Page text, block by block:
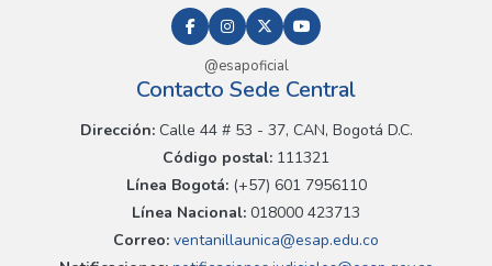
@esapoficial
Contacto Sede Central
Dirección:Calle 44 # 53 - 37, CAN, Bogotá D.C.
Código postal: 111321
Línea Bogotá:(+57) 601 7956110
Línea Nacional: 018000 423713
Correo: ventanillaunica@esap.edu.co